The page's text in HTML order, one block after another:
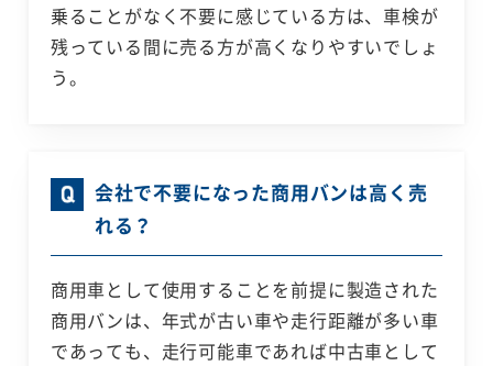
乗ることがなく不要に感じている方は、車検が
残っている間に売る方が高くなりやすいでしょ
う。
会社で不要になった商用バンは高く売
れる？
商用車として使用することを前提に製造された
商用バンは、年式が古い車や走行距離が多い車
であっても、走行可能車であれば中古車として